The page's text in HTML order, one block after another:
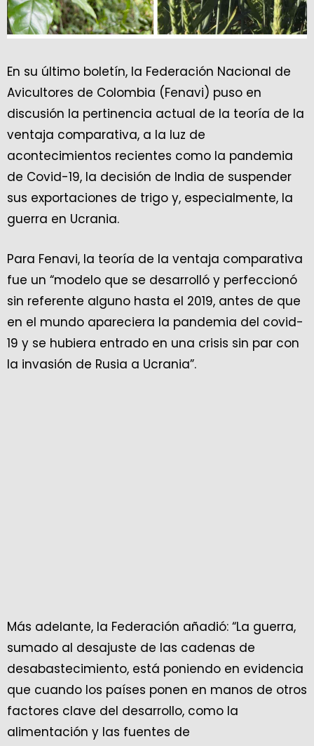
En su último boletín, la Federación Nacional de
Avicultores de Colombia (Fenavi) puso en
discusión la pertinencia actual de la teoría de la
ventaja comparativa, a la luz de
acontecimientos recientes como la pandemia
de Covid-19, la decisión de India de suspender
sus exportaciones de trigo y, especialmente, la
guerra en Ucrania.
Para Fenavi, la teoría de la ventaja comparativa
fue un “modelo que se desarrolló y perfeccionó
sin referente alguno hasta el 2019, antes de que
en el mundo apareciera la pandemia del covid-
19 y se hubiera entrado en una crisis sin par con
la invasión de Rusia a Ucrania”.
Más adelante, la Federación añadió: “La guerra,
sumado al desajuste de las cadenas de
desabastecimiento, está poniendo en evidencia
que cuando los países ponen en manos de otros
factores clave del desarrollo, como la
alimentación y las fuentes de